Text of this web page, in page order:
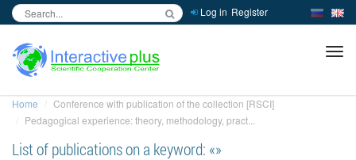
Log in Register
Home
Conference with publication of the collection [RSCI]
Pedagogical experience: theory, methodology, pract...
List of publications on a keyword: «»